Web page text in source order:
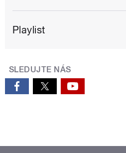
Playlist
SLEDUJTE NÁS